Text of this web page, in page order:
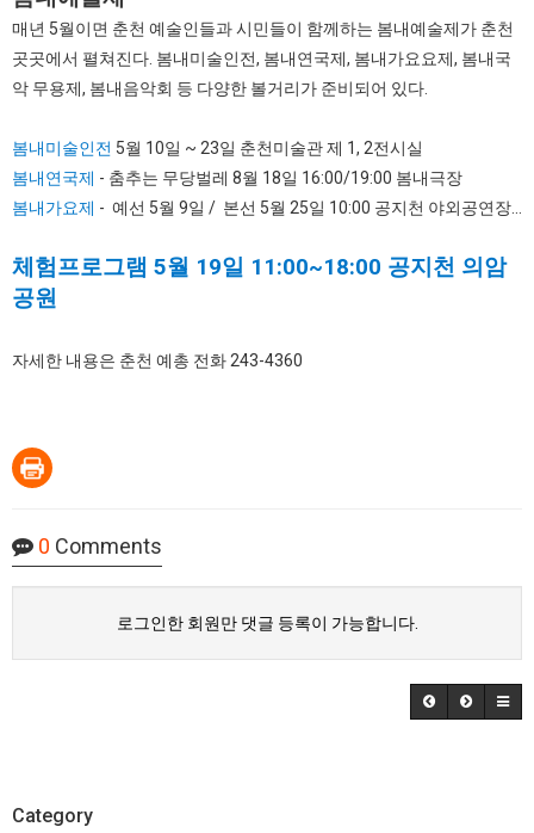
매년 5월이면 춘천 예술인들과 시민들이 함께하는 봄내예술제가 춘천
곳곳에서 펼쳐진다. 봄내미술인전, 봄내연국제, 봄내가요요제, 봄내국
악 무용제, 봄내음악회 등 다양한 볼거리가 준비되어 있다.
봄내미술인전 5월 10일 ~ 23일 춘천미술관 제 1, 2전시실
봄내연국제 - 춤추는 무당벌레 8월 18일 16:00/19:00 봄내극장
봄내가요제 - 예선 5월 9일 / 본선 5월 25일 10:00 공지천 야외공연장...
체험프로그램 5월 19일 11:00~18:00 공지천 의암
공원
자세한 내용은 춘천 예총 전화 243-4360
0 Comments
로그인한 회원만 댓글 등록이 가능합니다.
Category